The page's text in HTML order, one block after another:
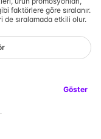
faktörlere göre sıralanır.
sıralamada etkili olur.
Göster